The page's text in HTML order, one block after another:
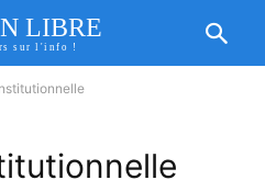
LIBRE
sur l'info !